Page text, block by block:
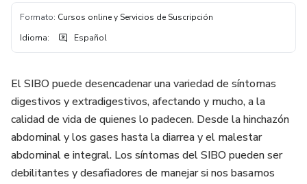
Formato: Cursos online y Servicios de Suscripción
Idioma: Español
El SIBO puede desencadenar una variedad de síntomas
digestivos y extradigestivos, afectando y mucho, a la
calidad de vida de quienes lo padecen. Desde la hinchazón
abdominal y los gases hasta la diarrea y el malestar
abdominal e integral. Los síntomas del SIBO pueden ser
debilitantes y desafiadores de manejar si nos basamos